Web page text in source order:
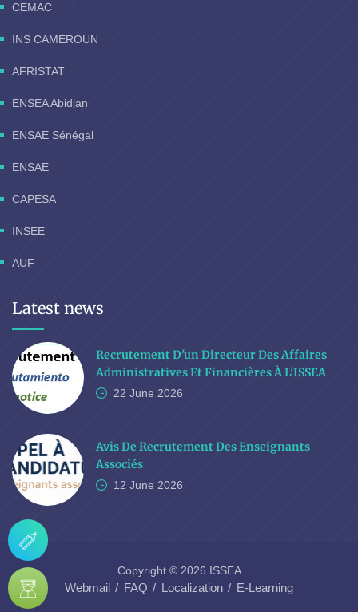
CEMAC
INS CAMEROUN
AFRISTAT
ENSEA Abidjan
ENSAE Sénégal
ENSAE
CAPESA
INSEE
AUF
Latest news
Recrutement D'un Directeur Des Affaires
Administratives Et Financières À L'ISSEA
22 June 2026
Avis De Recrutement Des Enseignants
Associés
12 June 2026
Copyright © 2026 ISSEA
Webmail FAQ Localization E-Learning